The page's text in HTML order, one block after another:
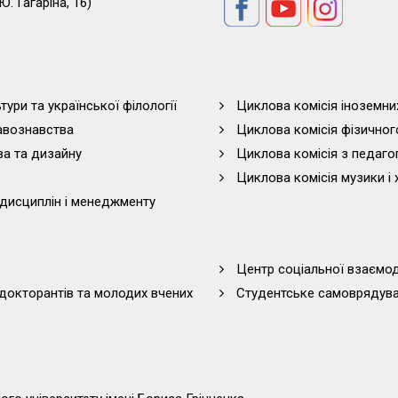
та української філології
Циклова комісія
Циклова комісія
та дизайну
Циклова комісія з
Циклова комісія музики і
і менеджменту
Центр соціальної
та молодих вчених
Студентське